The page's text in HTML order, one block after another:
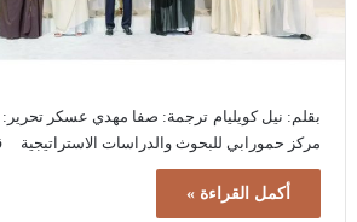
بقلم: نيل كويليام ترجمة: صفا مهدي عسكر
مركز حمورابي للبحوث والدراسات
أكمل القراءة »